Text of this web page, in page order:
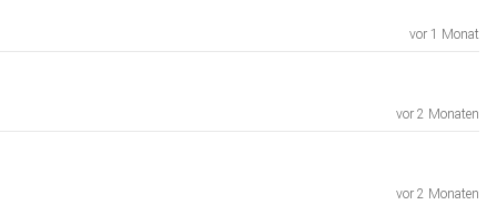
vor 1 Monat
vor 2 Monaten
vor 2 Monaten